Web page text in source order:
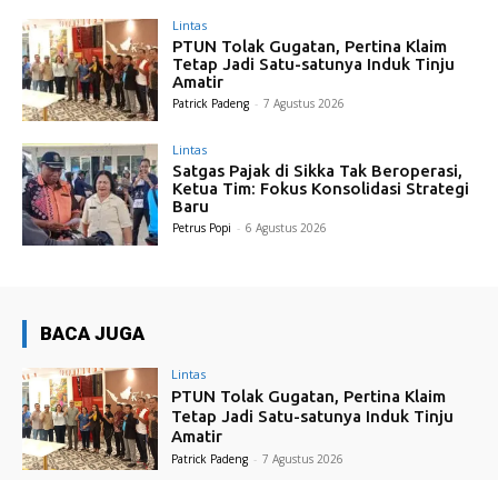
Lintas
PTUN Tolak Gugatan, Pertina Klaim
Tetap Jadi Satu-satunya Induk Tinju
Amatir
Patrick Padeng - 7 Agustus 2026
Lintas
Satgas Pajak di Sikka Tak Beroperasi,
Ketua Tim: Fokus Konsolidasi Strategi
Baru
Petrus Popi - 6 Agustus 2026
BACA JUGA
Lintas
PTUN Tolak Gugatan, Pertina Klaim
Tetap Jadi Satu-satunya Induk Tinju
Amatir
Patrick Padeng - 7 Agustus 2026